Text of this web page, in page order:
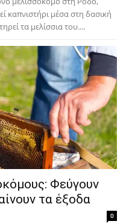
καπνιστήρι μέσα στη δασική
τα μελίσσια του....
Φεύγουν
τα έξοδα
0